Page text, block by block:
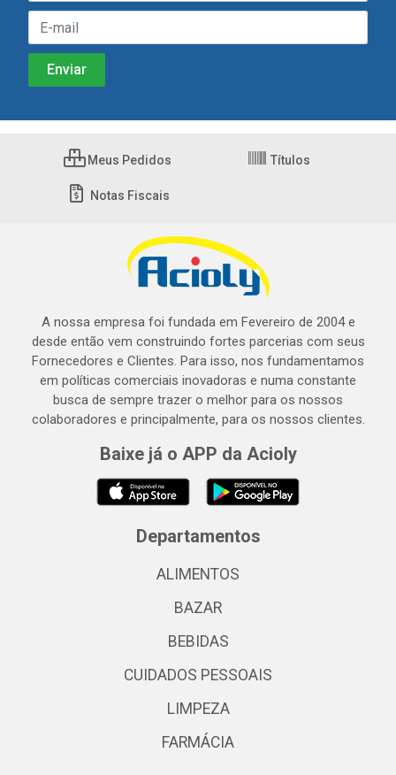
Meus Pedidos Títulos
Notas Fiscais
A nossa empresa foi fundada em Fevereiro de 2004 e
desde então vem construindo fortes parcerias com seus
Fornecedores e Clientes. Para isso, nos fundamentamos
em políticas comerciais inovadoras e numa constante
busca de sempre trazer o melhor para os nossos
colaboradores e principalmente, para os nossos clientes.
Baixe já o APP da Acioly
Departamentos
ALIMENTOS
BAZAR
BEBIDAS
CUIDADOS PESSOAIS
LIMPEZA
FARMÁCIA